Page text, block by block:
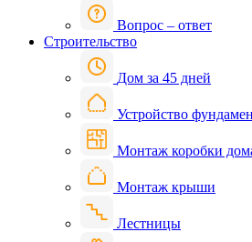
Вопрос – ответ
Строительство
Дом за 45 дней
Устройство
Монтаж коробки
Монтаж крыши
Лестницы